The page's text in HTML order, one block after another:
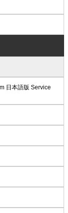
日本語版 Service